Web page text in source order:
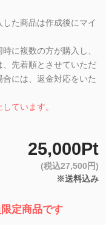
た商品は作成後にマイ
に複数の方が購入し、
先着順とさせていただ
には、返金対応をいた
ています。
25,000Pt
(税込27,500円)
※送料込み
定商品です